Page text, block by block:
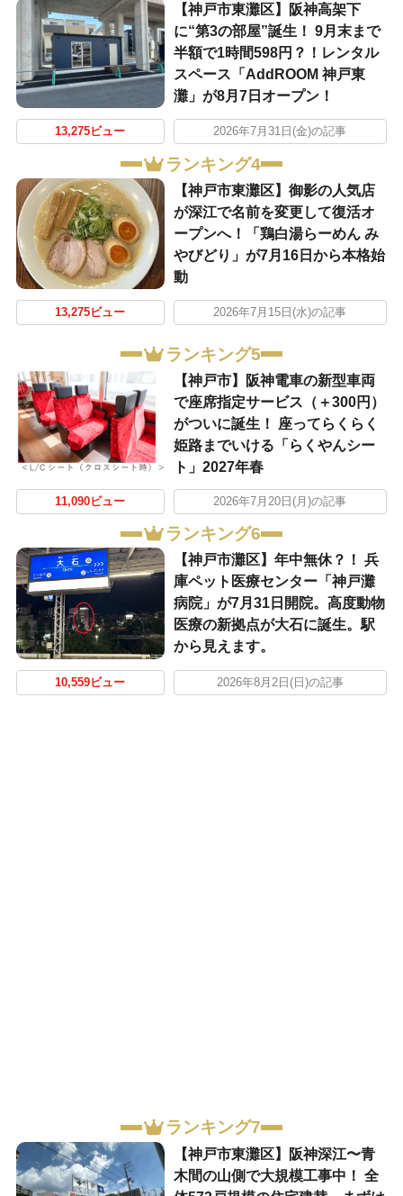
【神戸市東灘区】阪神高架下
に“第3の部屋”誕生！ 9月末まで
半額で1時間598円？！レンタル
スペース「AddROOM 神戸東
灘」が8月7日オープン！
13,275ビュー 2026年7月31日(金)の記事
ランキング4
【神戸市東灘区】御影の人気店
が深江で名前を変更して復活オ
ープンへ！「鶏白湯らーめん み
やびどり」が7月16日から本格始
動
13,275ビュー 2026年7月15日(水)の記事
ランキング5
【神戸市】阪神電車の新型車両
で座席指定サービス（＋300円）
がついに誕生！ 座ってらくらく
姫路までいける「らくやんシー
ト」2027年春
11,090ビュー 2026年7月20日(月)の記事
ランキング6
【神戸市灘区】年中無休？！ 兵
庫ペット医療センター「神戸灘
病院」が7月31日開院。高度動物
医療の新拠点が大石に誕生。駅
から見えます。
10,559ビュー 2026年8月2日(日)の記事
ランキング7
【神戸市東灘区】阪神深江〜青
木間の山側で大規模工事中！ 全